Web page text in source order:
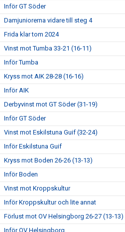
Inför GT Söder
Damjuniorerna vidare till steg 4
Frida klar tom 2024
Vinst mot Tumba 33-21 (16-11)
Inför Tumba
Kryss mot AIK 28-28 (16-16)
Inför AIK
Derbyvinst mot GT Söder (31-19)
Inför GT Söder
Vinst mot Eskilstuna Guif (32-24)
Inför Eskilstuna Guif
Kryss mot Boden 26-26 (13-13)
Inför Boden
Vinst mot Kroppskultur
Inför Kroppskultur och lite annat
Förlust mot OV Helsingborg 26-27 (13-13)
Inför OV Helsingborg